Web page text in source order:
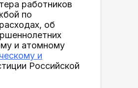
работников
по
об
и атомному
и
Российской